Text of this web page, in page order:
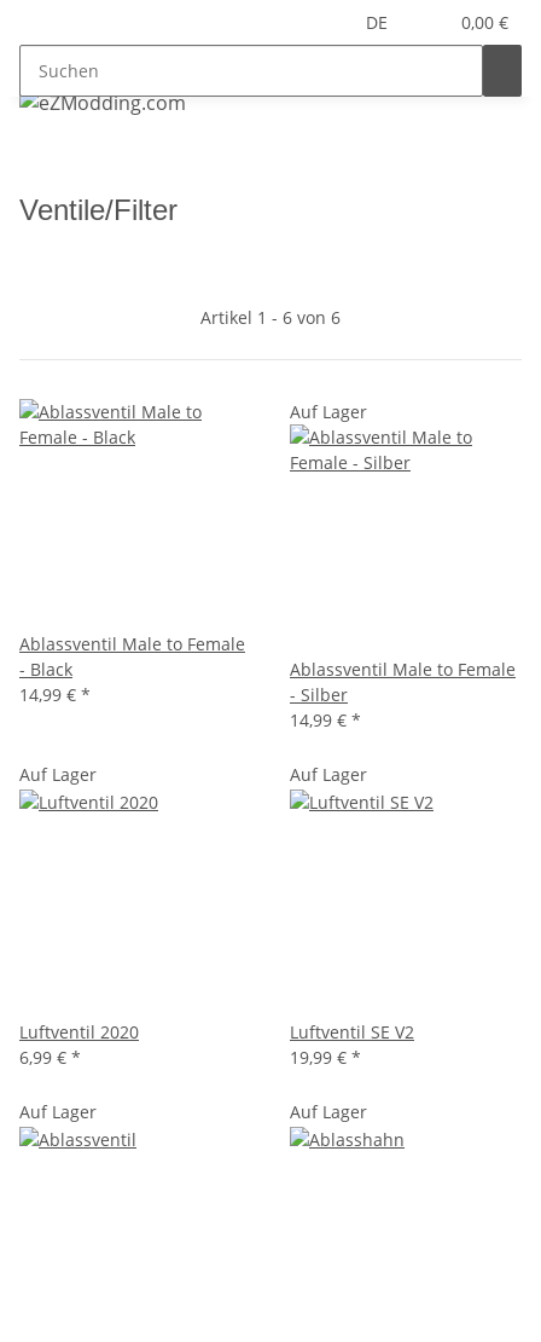
DE 0,00 €
Ventile/Filter
Artikel 1 - 6 von 6
Ablassventil Male to Female
- Black
14,99 € *
Auf Lager
Ablassventil Male to Female
- Silber
14,99 € *
Auf Lager
Luftventil 2020
6,99 € *
Auf Lager
Luftventil SE V2
19,99 € *
Auf Lager Auf Lager